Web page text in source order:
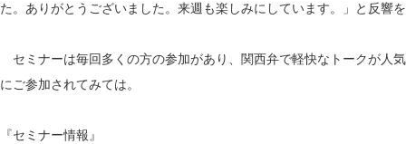
た。ありがとうございました。来週も楽しみにしています。」と反響
セミナーは毎回多くの方の参加があり、関西弁で軽快なトークが人
にご参加されてみては。
『セミナー情報』